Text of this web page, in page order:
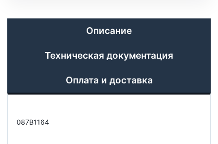
Описание
Техническая документация
Оплата и доставка
087B1164